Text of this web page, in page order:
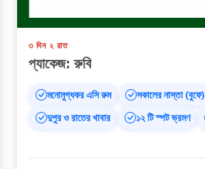
৩ দিন ২ রাত
প্যাকেজ: রুবি
মনোমুগ্ধকর এসি রুম
সকালের নাস্তা (বুফে)
দুপুর ও রাতের খাবার
১২ টি স্পট ভ্রমণ